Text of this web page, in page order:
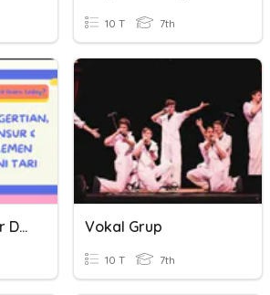
10 T 7th
Pengertian, Unsur Dan Elemen Tari Vokal Grup
10 T 7th